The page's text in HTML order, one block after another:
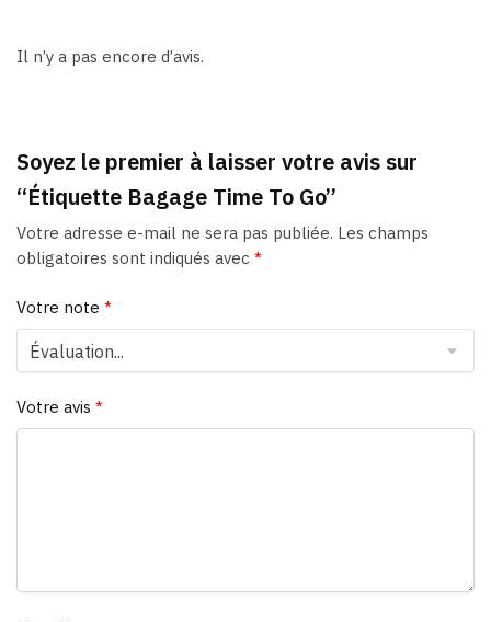
Il n’y a pas encore d’avis.
Soyez le premier à laisser votre avis sur
“Étiquette Bagage Time To Go”
Votre adresse e-mail ne sera pas publiée. Les champs
obligatoires sont indiqués avec *
Votre note *
Votre avis *